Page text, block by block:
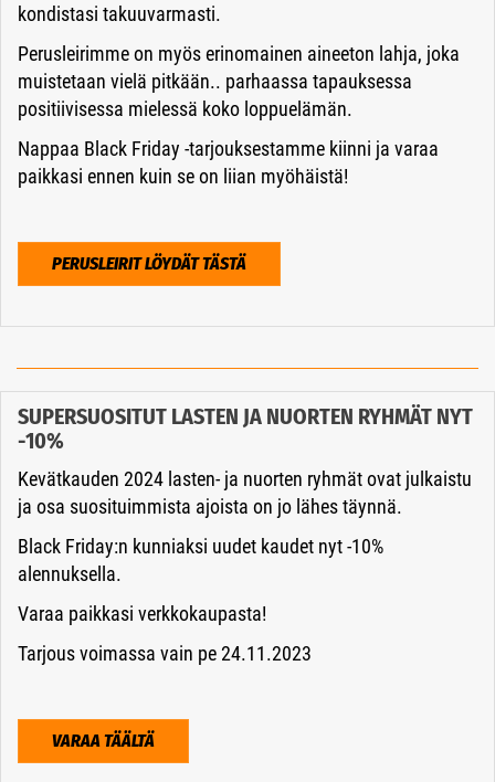
kondistasi takuuvarmasti.
Perusleirimme on myös erinomainen aineeton lahja, joka
muistetaan vielä pitkään.. parhaassa tapauksessa
positiivisessa mielessä koko loppuelämän.
Nappaa Black Friday -tarjouksestamme kiinni ja varaa
paikkasi ennen kuin se on liian myöhäistä!
PERUSLEIRIT LÖYDÄT TÄSTÄ
SUPERSUOSITUT LASTEN JA NUORTEN RYHMÄT NYT
-10%
Kevätkauden 2024 lasten- ja nuorten ryhmät ovat julkaistu
ja osa suosituimmista ajoista on jo lähes täynnä.
Black Friday:n kunniaksi uudet kaudet nyt -10%
alennuksella.
Varaa paikkasi verkkokaupasta!
Tarjous voimassa vain pe 24.11.2023
VARAA TÄÄLTÄ